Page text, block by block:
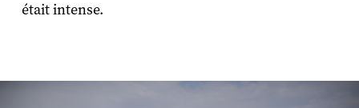
était intense.